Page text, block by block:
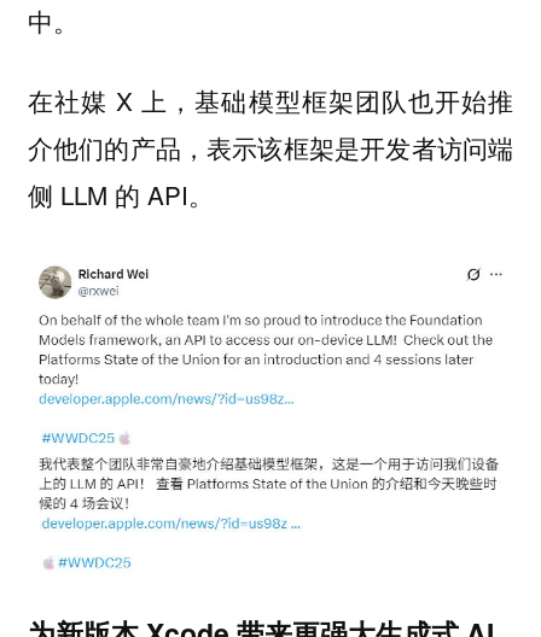
中。
在社媒 X 上，基础模型框架团队也开始推
介他们的产品，表示该框架是开发者访问端
侧 LLM 的 API。